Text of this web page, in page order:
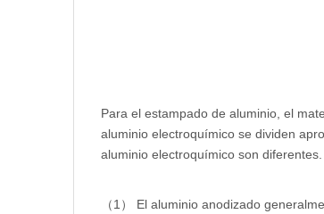
Para el estampado de aluminio, el
aluminio electroquímico se dividen
aluminio electroquímico son
（1） El aluminio anodizado